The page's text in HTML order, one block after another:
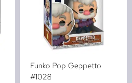
Funko Pop Geppetto
#1028